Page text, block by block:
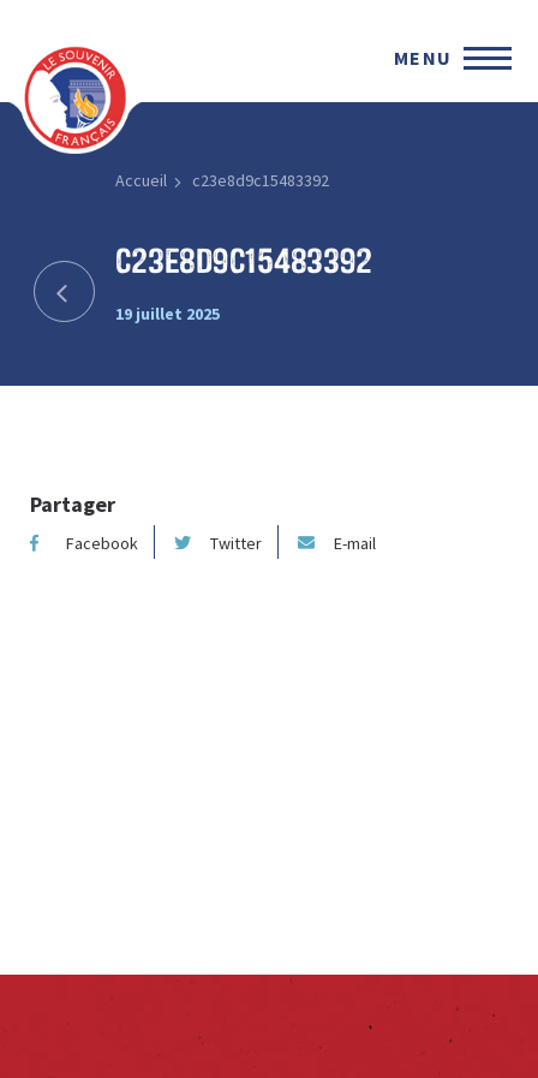
MENU
Accueil c23e8d9c15483392
c23e8d9c15483392
19 juillet 2025
Partager
Facebook Twitter E-mail